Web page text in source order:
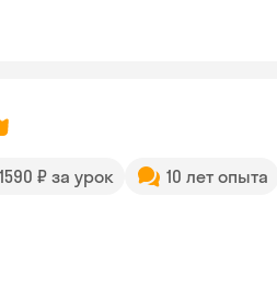
₽ за урок 10 лет опыта